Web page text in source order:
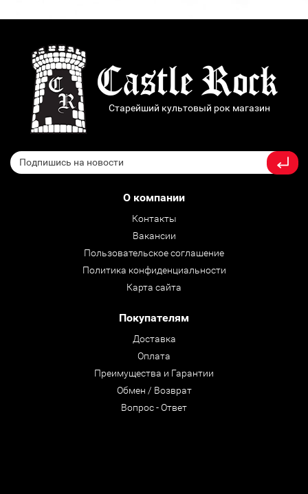
Старейший культовый рок магазин
О компании
Контакты
Вакансии
Пользовательское соглашение
Политика конфиденциальности
Карта сайта
Покупателям
Доставка
Оплата
Преимущества и Гарантии
Обмен / Возврат
Вопрос - Ответ